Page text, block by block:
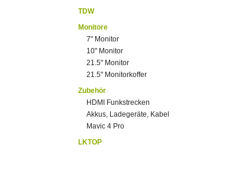
TDW
Monitore
7" Monitor
10" Monitor
21.5" Monitor
21.5" Monitorkoffer
Zubehör
HDMI Funkstrecken
Akkus, Ladegeräte, Kabel
Mavic 4 Pro
LKTOP